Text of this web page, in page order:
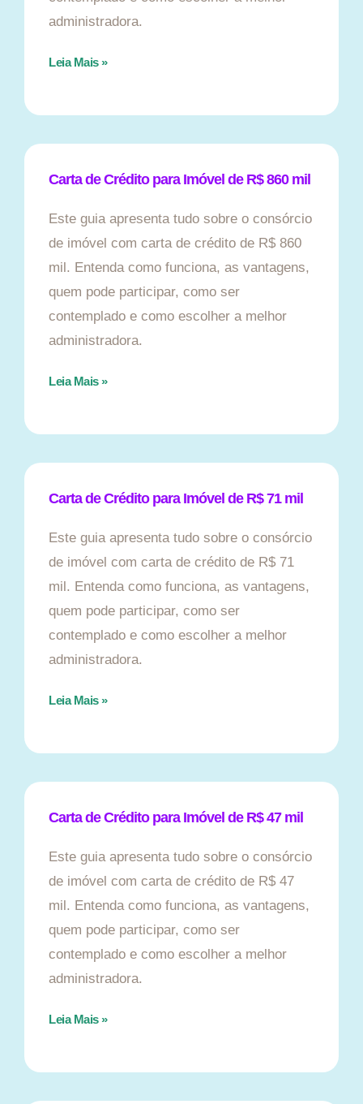
administradora.
Leia Mais »
Carta de Crédito para Imóvel de R$ 860 mil
Este guia apresenta tudo sobre o consórcio
de imóvel com carta de crédito de R$ 860
mil. Entenda como funciona, as vantagens,
quem pode participar, como ser
contemplado e como escolher a melhor
administradora.
Leia Mais »
Carta de Crédito para Imóvel de R$ 71 mil
Este guia apresenta tudo sobre o consórcio
de imóvel com carta de crédito de R$ 71
mil. Entenda como funciona, as vantagens,
quem pode participar, como ser
contemplado e como escolher a melhor
administradora.
Leia Mais »
Carta de Crédito para Imóvel de R$ 47 mil
Este guia apresenta tudo sobre o consórcio
de imóvel com carta de crédito de R$ 47
mil. Entenda como funciona, as vantagens,
quem pode participar, como ser
contemplado e como escolher a melhor
administradora.
Leia Mais »